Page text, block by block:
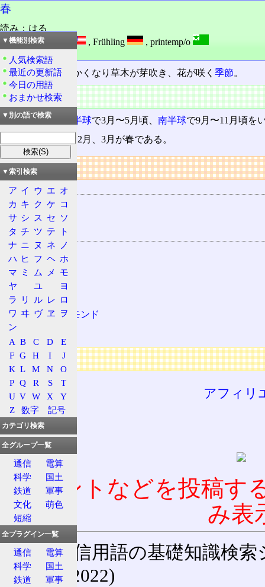
春
読み：はる
外語：spring , Frühling , printemp/o
品詞：名詞
四季の一つ。暖かくなり草木が芽吹き、花が咲く季節。
特徴
太陽暦では、 北半球で3月〜5月頃、南半球で9月〜11月頃を
旧暦では、1月、2月、3月が春である。
リンク
用語の所属
季節
四季
関連する用語
春一番
春分
春の彼岸
春の大三角
春のダイアモンド
広告
アフィリ
コメントなどを投稿す
み表
通信用語の基礎知識検索
(27-May-2022)
▼機能別検索
人気検索語
最近の更新語
今日の用語
おまかせ検索
▼別の語で検索
▼索引検索
ア イ ウ エ オ
カ キ ク ケ コ
サ シ ス セ ソ
タ チ ツ テ
ト
ナ ニ ヌ ネ
ノ
ハ ヒ フ ヘ ホ
マ ミ ム メ
モ
ヤ
ユ
ヨ
ラ
リ ル レ ロ
ワ ヰ ヴ ヱ
ヲ
ン
A B C D
E
F G H I
J
K L M N
O
P Q R S
T
U V W X
Y
Z
数字 記号
カテゴリ検索
全グループ一覧
通信
電算
科学
国土
鉄道
軍事
文化
萌色
短縮
全プラグイン一覧
通信
電算
科学
国土
鉄道
軍事